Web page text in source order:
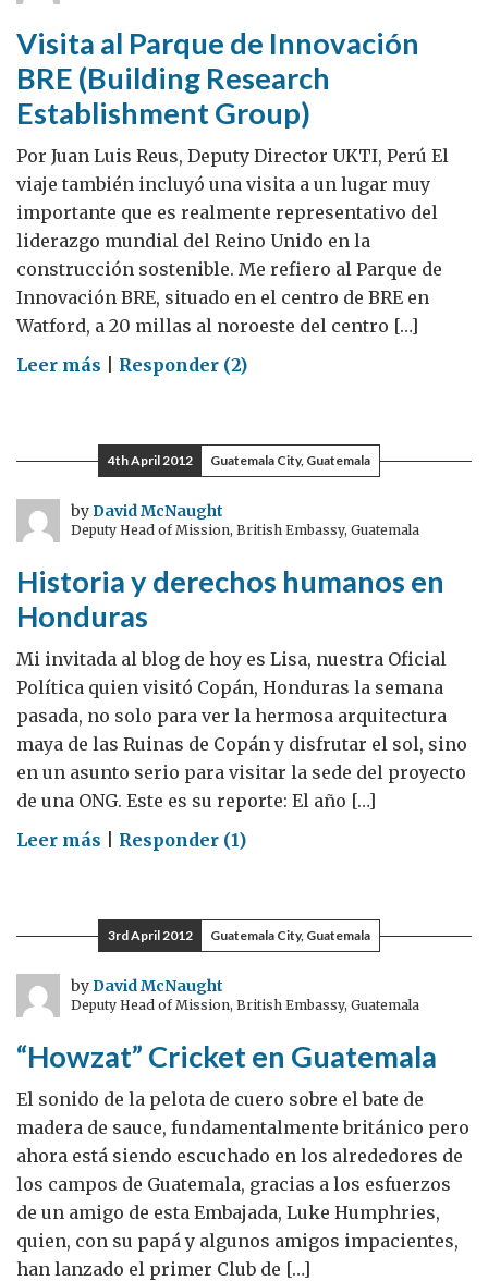
minera
en
UK
Visita al Parque de Innovación
BRE (Building Research
Establishment Group)
Por Juan Luis Reus, Deputy Director UKTI, Perú El
viaje también incluyó una visita a un lugar muy
importante que es realmente representativo del
liderazgo mundial del Reino Unido en la
construcción sostenible. Me refiero al Parque de
Innovación BRE, situado en el centro de BRE en
Watford, a 20 millas al noroeste del centro […]
Leer más on
Parque
de
Innovación
BRE
Research
Establishment
Group)
Responder (2)
4th April 2012 Guatemala City, Guatemala
byDavid McNaught
Deputy Head of Mission, British Embassy, Guatemala
Historia y derechos humanos en
Honduras
Mi invitada al blog de hoy es Lisa, nuestra Oficial
Política quien visitó Copán, Honduras la semana
pasada, no solo para ver la hermosa arquitectura
maya de las Ruinas de Copán y disfrutar el sol, sino
en un asunto serio para visitar la sede del proyecto
de una ONG. Este es su reporte: El año […]
Leer más on
derechos
humanos
en
Honduras
Responder (1)
3rd April 2012 Guatemala City, Guatemala
byDavid McNaught
Deputy Head of Mission, British Embassy, Guatemala
“Howzat” Cricket en Guatemala
El sonido de la pelota de cuero sobre el bate de
madera de sauce, fundamentalmente británico pero
ahora está siendo escuchado en los alrededores de
los campos de Guatemala, gracias a los esfuerzos
de un amigo de esta Embajada, Luke Humphries,
quien, con su papá y algunos amigos impacientes,
han lanzado el primer Club de […]